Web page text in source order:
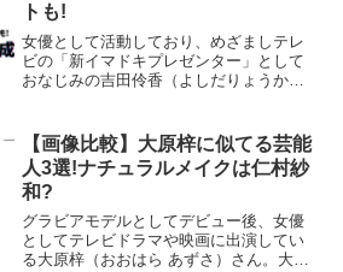
トも!
女優として活動しており、めざましテレ
ビの「新イマドキプレゼンター」として
おなじみの吉田伶香（よしだりょうか）
こと実家は超金持ち家族・兄弟構成姉と
の2ショット画像などが分...
【画像比較】大原梓に似てる芸能
人3選!ナチュラルメイクは仁村紗
和?
グラビアモデルとしてデビュー後、女優
としてテレビドラマや映画に出演してい
る大原梓（おおはら あずさ）さん。大原